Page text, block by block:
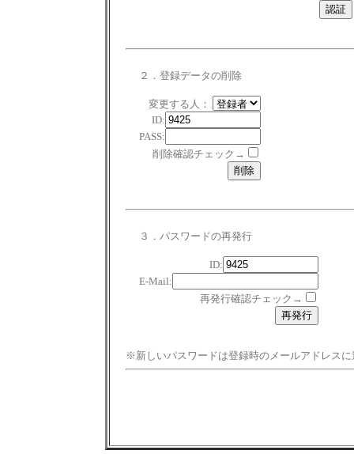
２．登録データの削除
変更する人：
ID:
PASS:
削除確認チェック→
３．パスワードの再発行
ID:
E-Mail:
再発行確認チェック→
※新しいパスワードは登録時のメールアドレスに